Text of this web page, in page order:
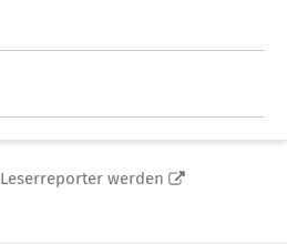
Leserreporter werden